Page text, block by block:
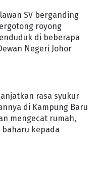
SV berganding
royong
di beberapa
Negeri Johor
rasa syukur
di Kampung Baru
mengecat rumah,
kepada